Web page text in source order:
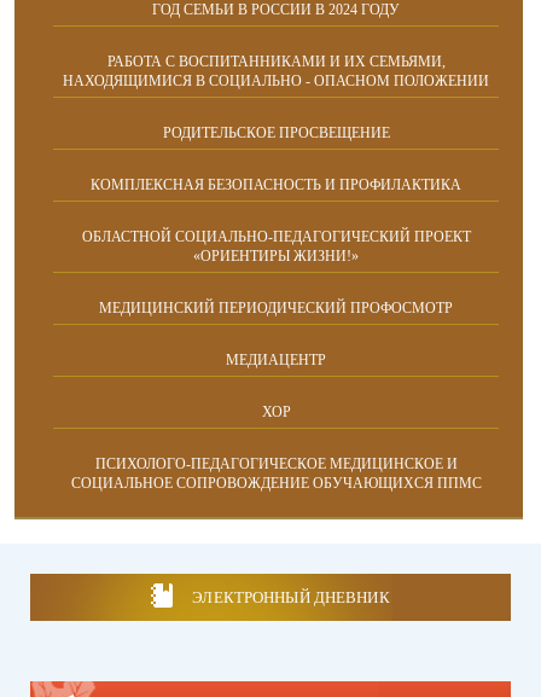
ГОД СЕМЬИ В РОССИИ В 2024 ГОДУ
РАБОТА С ВОСПИТАННИКАМИ И ИХ СЕМЬЯМИ,
НАХОДЯЩИМИСЯ В СОЦИАЛЬНО - ОПАСНОМ ПОЛОЖЕНИИ
РОДИТЕЛЬСКОЕ ПРОСВЕЩЕНИЕ
КОМПЛЕКСНАЯ БЕЗОПАСНОСТЬ И ПРОФИЛАКТИКА
ОБЛАСТНОЙ СОЦИАЛЬНО-ПЕДАГОГИЧЕСКИЙ ПРОЕКТ
«ОРИЕНТИРЫ ЖИЗНИ!»
МЕДИЦИНСКИЙ ПЕРИОДИЧЕСКИЙ ПРОФОСМОТР
МЕДИАЦЕНТР
ХОР
ПСИХОЛОГО-ПЕДАГОГИЧЕСКОЕ МЕДИЦИНСКОЕ И
СОЦИАЛЬНОЕ СОПРОВОЖДЕНИЕ ОБУЧАЮЩИХСЯ ППМС
ЭЛЕКТРОННЫЙ ДНЕВНИК